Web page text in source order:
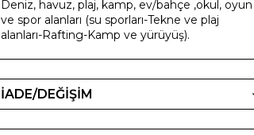
Deniz, havuz, plaj, kamp, ev/bahçe ,okul, oyun
ve spor alanları (su sporları-Tekne ve plaj
alanları-Rafting-Kamp ve yürüyüş).
İADE/DEĞİŞİM